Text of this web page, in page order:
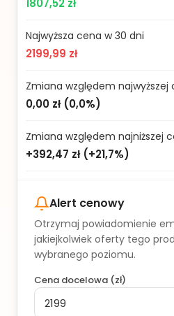
1807,52 zł
Najwyższa cena w 30 dni
2199,99 zł
Zmiana względem najwyższej
0,00 zł(0,0%)
Zmiana względem najniższej
+392,47 zł(+21,7%)
Alert cenowy
Otrzymaj powiadomienie
jakiejkolwiek oferty tego
wybranego poziomu.
Cena docelowa (zł)